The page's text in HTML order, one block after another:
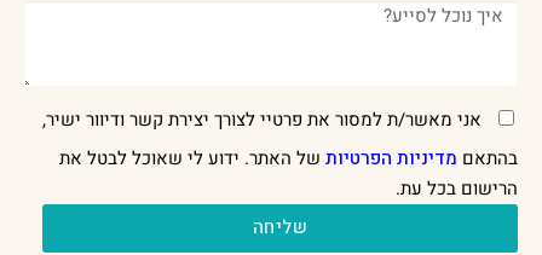
אני מאשר/ת למסור את פרטיי לצורך יצירת קשר ודיוור ישיר,
בהתאם מדיניות הפרטיות של האתר. ידוע לי שאוכל לבטל את
הרישום בכל עת.
שליחה